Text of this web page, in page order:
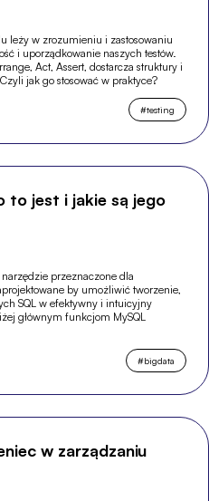
leży w zrozumieniu i zastosowaniu
i uporządkowanie naszych testów.
Act, Assert, dostarcza struktury i
jak go stosować w praktyce?
#testing
to jest i jakie są jego
przeznaczone dla
by umożliwić tworzenie,
SQL w efektywny i intuicyjny
głównym funkcjom MySQL
#bigdata
w zarządzaniu